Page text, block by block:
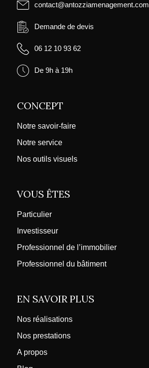
contact@antozziamenagement.com
Demande de devis
06 12 10 93 62
De 9h à 19h
CONCEPT
Notre savoir-faire
Notre service
Nos outils visuels
VOUS ÊTES
Particulier
Investisseur
Professionnel de l’immobilier
Professionnel du bâtiment
EN SAVOIR PLUS
Nos réalisations
Nos prestations
A propos